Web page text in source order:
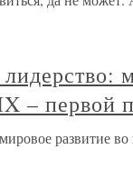
– первой
развитие